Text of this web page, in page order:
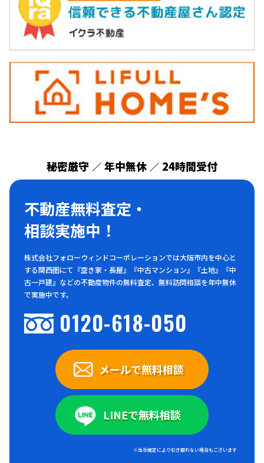
秘密厳守 ／ 年中無休 ／ 24時間受付
不動産無料査定・
相談実施中！
株式会社フォローウィンドコーポレーションでは大阪市内を中心と
する関西圏にて『空き家・長屋』『中古マンション』『土地』『中
古一戸建』などの不動産物件の無料査定、無料訪問相談を年中無休
で実施中です。
0120-618-050
メールで無料相談
LINEで無料相談
※当社規定により引き取れない場合もございます